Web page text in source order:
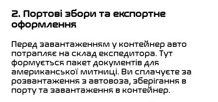
2. Портові збори та експортне
оформлення
Перед завантаженням у контейнер авто
потрапляє на склад експедитора. Тут
формується пакет документів для
американської митниці. Ви сплачуєте за
розвантаження з автовоза, зберігання в
порту та завантаження в контейнер.